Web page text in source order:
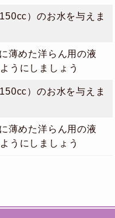
）のお水を与えま
薄めた洋らん用の液
うにしましょう
）のお水を与えま
薄めた洋らん用の液
うにしましょう